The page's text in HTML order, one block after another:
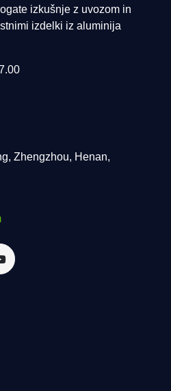
izkušnje z uvozom in
izdelki iz aluminija
Zhengzhou, Henan,